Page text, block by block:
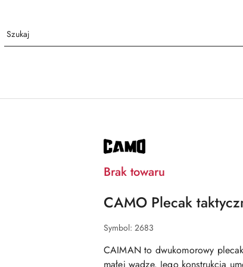
NAZWA
PRODUCENTA:
Brak towaru
CAMO Plecak
Symbol: 2683
CAIMAN to dwukomorowy
małej wadze. Jego konstrukcja